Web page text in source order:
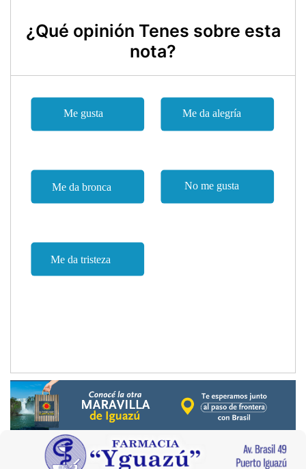
¿Qué opinión Tenes sobre esta
nota?